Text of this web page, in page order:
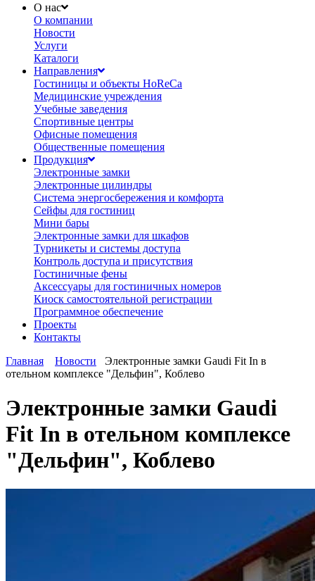
О нас
О компании
Новости
Услуги
Каталоги
Направления
Гостиницы и объекты HoReCa
Медицинские учреждения
Учебные заведения
Спортивные центры
Офисные помещения
Общественные помещения
Продукция
Электронные замки
Электронные цилиндры
Система энергосбережения и комфорта
Сейфы для гостиниц
Мини бары
Электронные замки для шкафов
Турникеты и системы доступа
Контроль доступа и присутствия
Гостиничные фены
Аксессуары для гостиничных номеров
Киоск самостоятельной регистрации
Программное обеспечение
Проекты
Контакты
Главная
Новости
Электронные замки Gaudi Fit In в
отельном комплексе "Дельфин", Коблево
Электронные замки Gaudi
Fit In в отельном комплексе
"Дельфин", Коблево